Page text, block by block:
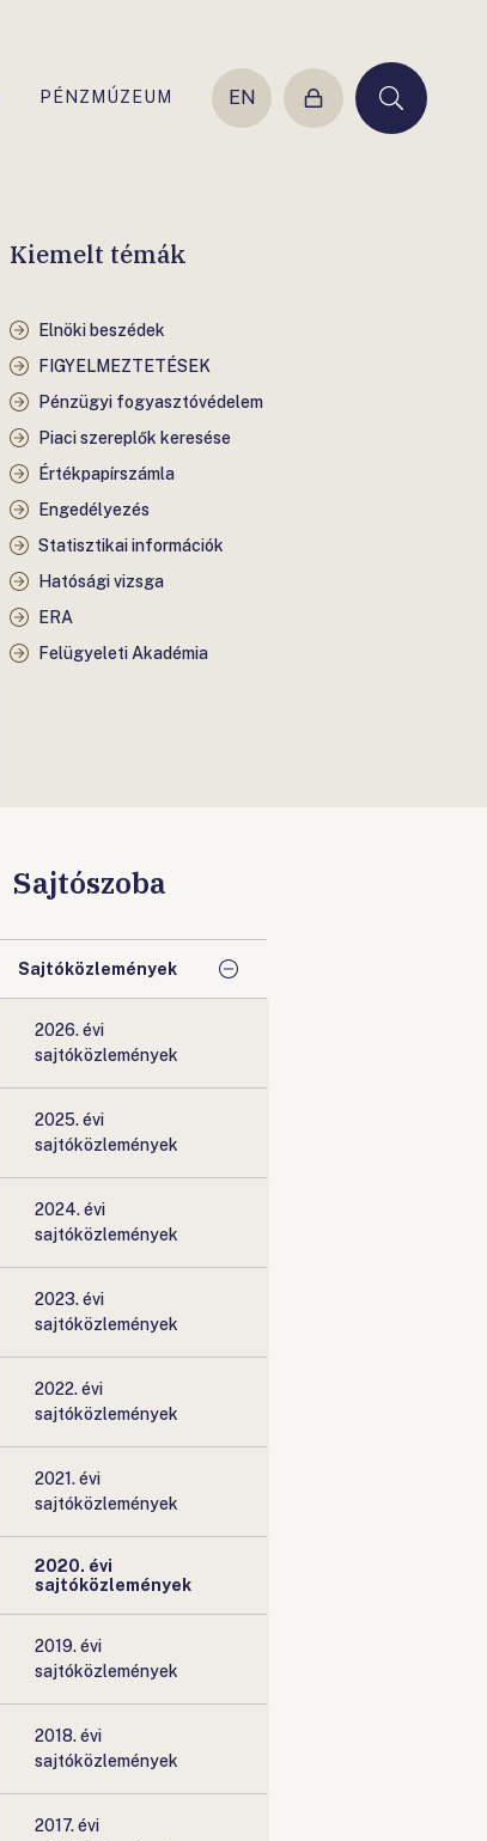
PÉNZMÚZEUM EN
Belépés Keresés
Kiemelt témák
Elnöki beszédek
FIGYELMEZTETÉSEK
Pénzügyi fogyasztóvédelem
Piaci szereplők keresése
Értékpapírszámla
Engedélyezés
Statisztikai információk
Hatósági vizsga
ERA
Felügyeleti Akadémia
Sajtószoba
Sajtóközlemények
2026. évi
sajtóközlemények
2025. évi
sajtóközlemények
2024. évi
sajtóközlemények
2023. évi
sajtóközlemények
2022. évi
sajtóközlemények
2021. évi
sajtóközlemények
2020. évi
sajtóközlemények
2019. évi
sajtóközlemények
2018. évi
sajtóközlemények
2017. évi